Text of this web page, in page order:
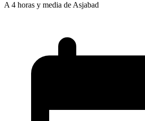
A 4 horas y media de Asjabad